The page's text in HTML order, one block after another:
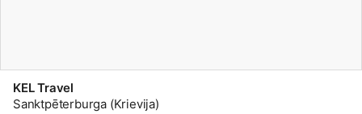
KEL Travel
Sanktpēterburga (Krievija)